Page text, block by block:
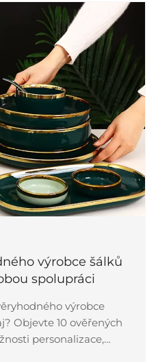
výrobce šálků
spolupráci
výrobce
Objevte 10 ověřených
personalizace,